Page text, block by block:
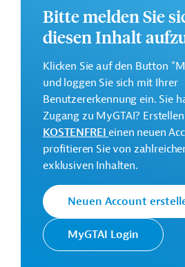
Ressourcen verbessert, die
der Emissionshandel eingeführt
Weitere Informationen zu dem
finden Sie auf derWebseite der
Originaldokument, das zum
GTAI informiert über die ADB:
Regularien und praktische
Geschäftsanbahnung.
Gesamtkosten:
Geberbeitrag:
1,1 Millionen US-Dollar (Zuschuss)
Bitte melden Sie
diesen Inhalt
Klicken Sie auf den Button
und loggen Sie sich mit Ihrer
Benutzererkennung ein. Sie
Zugang zu MyGTAI? Erstellen
KOSTENFREIeinen neuen
profitieren Sie von
exklusiven Inhalten.
Neuen Account
MyGTAI Login